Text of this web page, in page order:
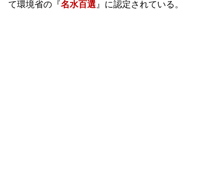
て環境省の『名水百選』に認定されている。